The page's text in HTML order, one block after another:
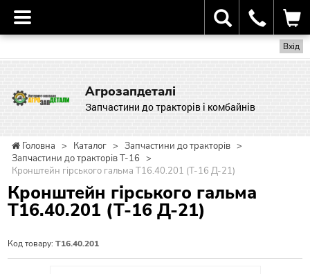
Вхід
Агрозапдеталі
Запчастини до тракторів і комбайнів
Головна > Каталог > Запчастини до тракторів >
Запчастини до тракторів Т-16 >
Кронштейн гірського гальма Т16.40.201 (Т-16 Д-21)
Кронштейн гірського гальма
Т16.40.201 (Т-16 Д-21)
Код товару: Т16.40.201